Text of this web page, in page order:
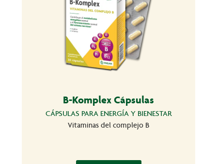
B-Komplex Cápsulas
CÁPSULAS PARA ENERGÍA Y BIENESTAR
Vitaminas del complejo B